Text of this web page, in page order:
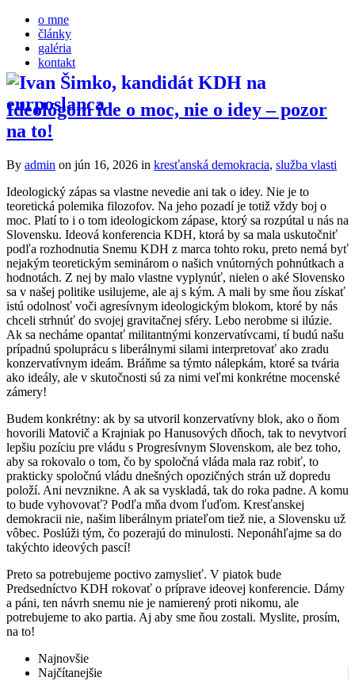
o mne
články
galéria
kontakt
Ideológom ide o moc, nie o idey – pozor
na to!
By admin on jún 16, 2026 in kresťanská demokracia, služba vlasti
Ideologický zápas sa vlastne nevedie ani tak o idey. Nie je to
teoretická polemika filozofov. Na jeho pozadí je totiž vždy boj o
moc. Platí to i o tom ideologickom zápase, ktorý sa rozpútal u nás na
Slovensku. Ideová konferencia KDH, ktorá by sa mala uskutočniť
podľa rozhodnutia Snemu KDH z marca tohto roku, preto nemá byť
nejakým teoretickým seminárom o našich vnútorných pohnútkach a
hodnotách. Z nej by malo vlastne vyplynúť, nielen o aké Slovensko
sa v našej politike usilujeme, ale aj s kým. A mali by sme ňou získať
istú odolnosť voči agresívnym ideologickým blokom, ktoré by nás
chceli strhnúť do svojej gravitačnej sféry. Lebo nerobme si ilúzie.
Ak sa necháme opantať militantnými konzervatívcami, tí budú našu
prípadnú spoluprácu s liberálnymi silami interpretovať ako zradu
konzervatívnym ideám. Bráňme sa týmto nálepkám, ktoré sa tvária
ako ideály, ale v skutočnosti sú za nimi veľmi konkrétne mocenské
zámery!
Budem konkrétny: ak by sa utvoril konzervatívny blok, ako o ňom
hovorili Matovič a Krajniak po Hanusových dňoch, tak to nevytvorí
lepšiu pozíciu pre vládu s Progresívnym Slovenskom, ale bez toho,
aby sa rokovalo o tom, čo by spoločná vláda mala raz robiť, to
prakticky spoločnú vládu dnešných opozičných strán už dopredu
položí. Ani nevznikne. A ak sa vyskladá, tak do roka padne. A komu
to bude vyhovovať? Podľa mňa dvom ľuďom. Kresťanskej
demokracii nie, našim liberálnym priateľom tiež nie, a Slovensku už
vôbec. Poslúži tým, čo pozerajú do minulosti. Neponáhľajme sa do
takýchto ideových pascí!
Preto sa potrebujeme poctivo zamyslieť. V piatok bude
Predsedníctvo KDH rokovať o príprave ideovej konferencie. Dámy
a páni, ten návrh snemu nie je namierený proti nikomu, ale
potrebujeme to ako partia. Aj aby sme ňou zostali. Myslite, prosím,
na to!
Najnovšie
Najčítanejšie